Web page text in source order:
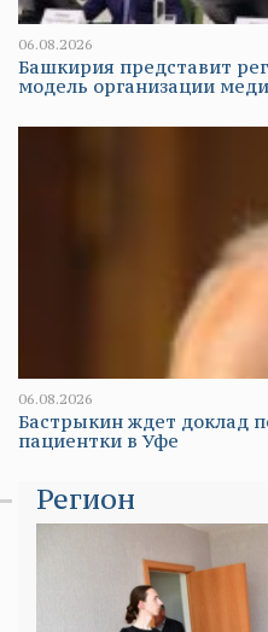
06.08.2026
Башкирия представит
модель организации
06.08.2026
Бастрыкин ждет доклад
пациентки в Уфе
Регион